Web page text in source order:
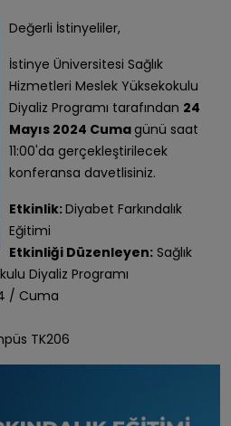
Değerli İstinyeliler,
İstinye Üniversitesi Sağlık
Hizmetleri Meslek Yüksekokulu
Diyaliz Programı tarafından 24
Mayıs 2024 Cumagünü saat
11:00'da gerçekleştirilecek
konferansa davetlisiniz.
Etkinlik:Diyabet Farkındalık
Eğitimi
Etkinliği Düzenleyen:Sağlık
Diyaliz Programı
/ Cuma
TK206